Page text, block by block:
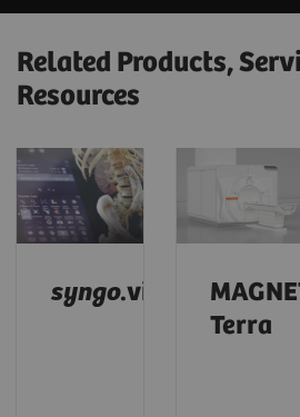
Related Products,
Resources
syngo.via
Terra